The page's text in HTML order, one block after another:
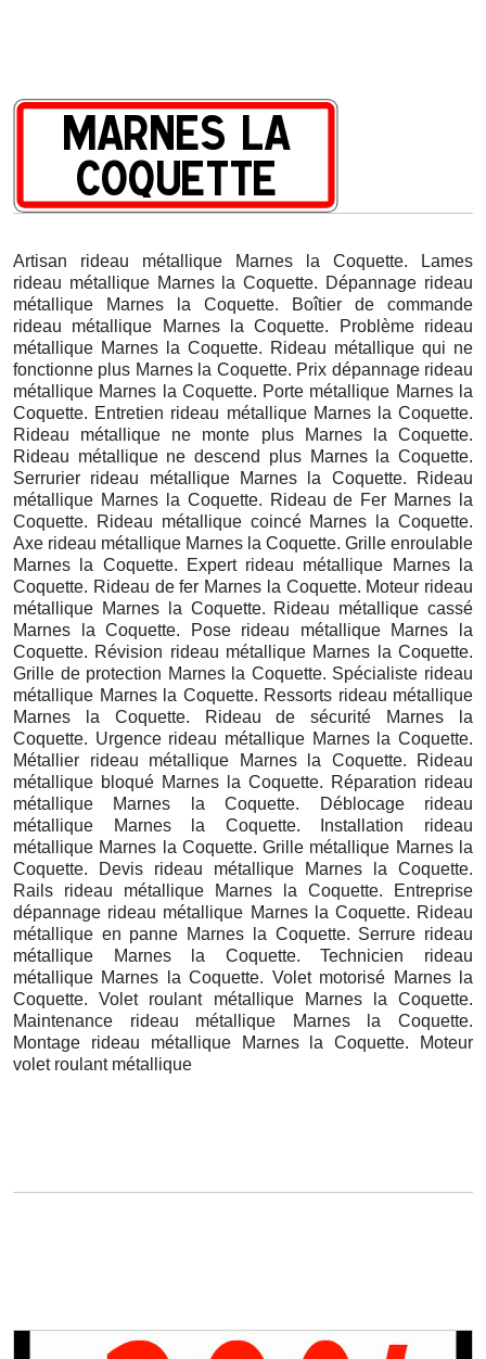
Artisan rideau métallique Marnes la Coquette. Lames
rideau métallique Marnes la Coquette. Dépannage rideau
métallique Marnes la Coquette. Boîtier de commande
rideau métallique Marnes la Coquette. Problème rideau
métallique Marnes la Coquette. Rideau métallique qui ne
fonctionne plus Marnes la Coquette. Prix dépannage rideau
métallique Marnes la Coquette. Porte métallique Marnes la
Coquette. Entretien rideau métallique Marnes la Coquette.
Rideau métallique ne monte plus Marnes la Coquette.
Rideau métallique ne descend plus Marnes la Coquette.
Serrurier rideau métallique Marnes la Coquette. Rideau
métallique Marnes la Coquette. Rideau de Fer Marnes la
Coquette. Rideau métallique coincé Marnes la Coquette.
Axe rideau métallique Marnes la Coquette. Grille enroulable
Marnes la Coquette. Expert rideau métallique Marnes la
Coquette. Rideau de fer Marnes la Coquette. Moteur rideau
métallique Marnes la Coquette. Rideau métallique cassé
Marnes la Coquette. Pose rideau métallique Marnes la
Coquette. Révision rideau métallique Marnes la Coquette.
Grille de protection Marnes la Coquette. Spécialiste rideau
métallique Marnes la Coquette. Ressorts rideau métallique
Marnes la Coquette. Rideau de sécurité Marnes la
Coquette. Urgence rideau métallique Marnes la Coquette.
Métallier rideau métallique Marnes la Coquette. Rideau
métallique bloqué Marnes la Coquette. Réparation rideau
métallique Marnes la Coquette. Déblocage rideau
métallique Marnes la Coquette. Installation rideau
métallique Marnes la Coquette. Grille métallique Marnes la
Coquette. Devis rideau métallique Marnes la Coquette.
Rails rideau métallique Marnes la Coquette. Entreprise
dépannage rideau métallique Marnes la Coquette. Rideau
métallique en panne Marnes la Coquette. Serrure rideau
métallique Marnes la Coquette. Technicien rideau
métallique Marnes la Coquette. Volet motorisé Marnes la
Coquette. Volet roulant métallique Marnes la Coquette.
Maintenance rideau métallique Marnes la Coquette.
Montage rideau métallique Marnes la Coquette. Moteur
volet roulant métallique